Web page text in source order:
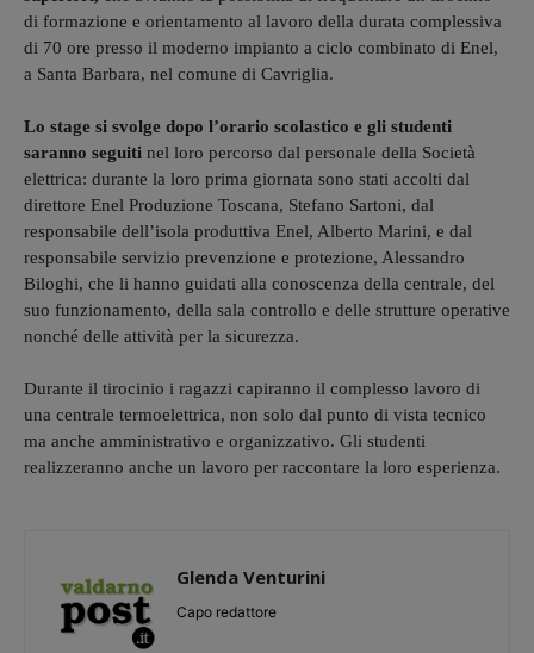
di formazione e orientamento al lavoro della durata complessiva
di 70 ore presso il moderno impianto a ciclo combinato di Enel,
a Santa Barbara, nel comune di Cavriglia.
Lo stage si svolge dopo l’orario scolastico e gli studenti
saranno seguiti nel loro percorso dal personale della Società
elettrica: durante la loro prima giornata sono stati accolti dal
direttore Enel Produzione Toscana, Stefano Sartoni, dal
responsabile dell’isola produttiva Enel, Alberto Marini, e dal
responsabile servizio prevenzione e protezione, Alessandro
Biloghi, che li hanno guidati alla conoscenza della centrale, del
suo funzionamento, della sala controllo e delle strutture operative
nonché delle attività per la sicurezza.
Durante il tirocinio i ragazzi capiranno il complesso lavoro di
una centrale termoelettrica, non solo dal punto di vista tecnico
ma anche amministrativo e organizzativo. Gli studenti
realizzeranno anche un lavoro per raccontare la loro esperienza.
Glenda Venturini
Capo redattore